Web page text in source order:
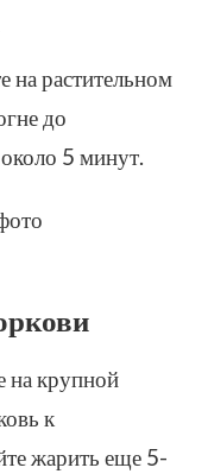
на растительном
до
около 5 минут.
на крупной
к
жарить еще 5-